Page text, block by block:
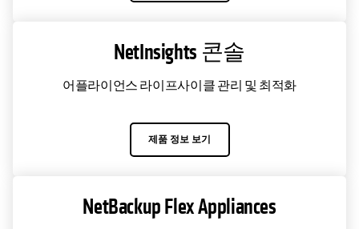
NetInsights 콘솔
어플라이언스 라이프사이클 관리 및 최적화
제품 정보 보기
NetBackup Flex Appliances